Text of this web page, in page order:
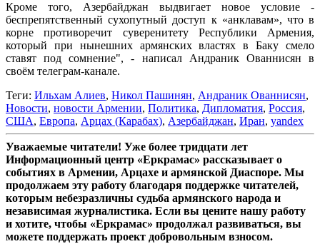
Кроме того, Азербайджан выдвигает новое условие -
беспрепятственный сухопутный доступ к «анклавам», что в
корне противоречит суверенитету Республики Армения,
который при нынешних армянских властях в Баку смело
ставят под сомнение", - написал Андраник Ованнисян в
своём телеграм-канале.
Теги: Ильхам Алиев, Никол Пашинян, Андраник Ованнисян,
Новости, новости Армении, Политика, Дипломатия, Россия,
США, Европа, Арцах (Карабах), Азербайджан, Иран, yandex
Уважаемые читатели! Уже более тридцати лет
Информационный центр «Еркрамас» рассказывает о
событиях в Армении, Арцахе и армянской Диаспоре. Мы
продолжаем эту работу благодаря поддержке читателей,
которым небезразличны судьба армянского народа и
независимая журналистика. Если вы цените нашу работу
и хотите, чтобы «Еркрамас» продолжал развиваться, вы
можете поддержать проект добровольным взносом.